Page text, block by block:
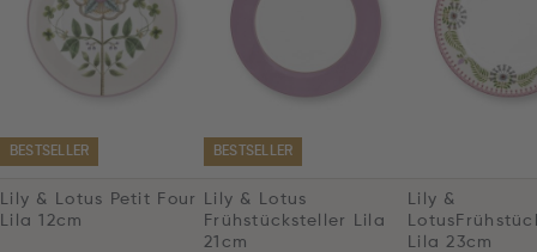
BESTSELLER
Lily & Lotus Petit Four
Lila 12cm
BESTSELLER
Lily & Lotus
Frühstücksteller Lila
21cm
Lily &
Lila 23cm